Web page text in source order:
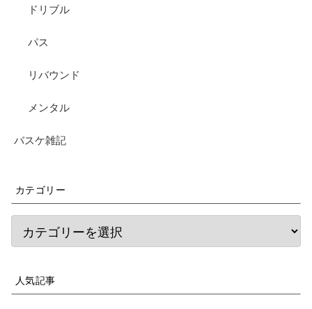
ドリブル
パス
リバウンド
メンタル
バスケ雑記
カテゴリー
人気記事